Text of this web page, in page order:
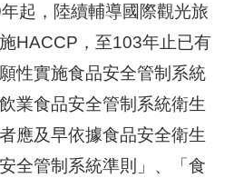
起，陸續輔導國際觀光旅
HACCP，至103年止已有
性實施食品安全管制系統
業食品安全管制系統衛生
應及早依據食品安全衛生
全管制系統準則」、「食